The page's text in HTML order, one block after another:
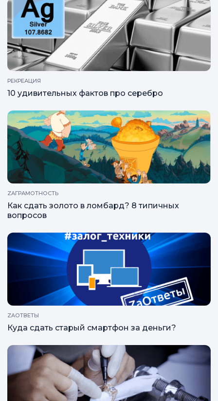
РЕКРЕАЦИЯ
10 удивительных фактов про серебро
ZAГРАМОТНОСТЬ
Как сдать золото в ломбард? 8 типичных
вопросов
ZAОТВЕТЫ
Куда сдать старый смартфон за деньги?